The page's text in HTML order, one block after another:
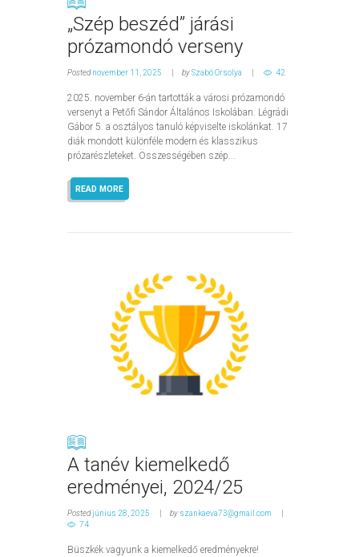
„Szép beszéd” járási
prózamondó verseny
Postednovember 11, 2025 bySzabó Orsolya 42
2025. november 6-án tartották a városi prózamondó
versenyt a Petőfi Sándor Általános Iskolában. Légrádi
Gábor 5. a osztályos tanuló képviselte iskolánkat. 17
diák mondott különféle modern és klasszikus
prózarészleteket. Összességében szép...
READ MORE
A tanév kiemelkedő
eredményei, 2024/25
Postedjúnius 28, 2025 by szankaeva73@gmail.com
74
Büszkék vagyunk a kiemelkedő eredményekre!